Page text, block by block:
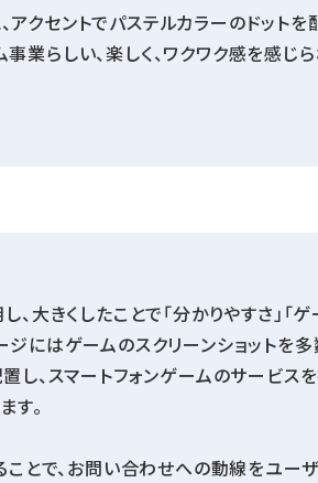
アクセントでパステルカラーのドット
業らしい、楽しく、ワクワク感を感じ
大きくしたことで「分かりやすさ」「ゲ
にはゲームのスクリーンショットを多
し、スマートフォンゲームのサービス
す。
ことで、お問い合わせへの動線をユー